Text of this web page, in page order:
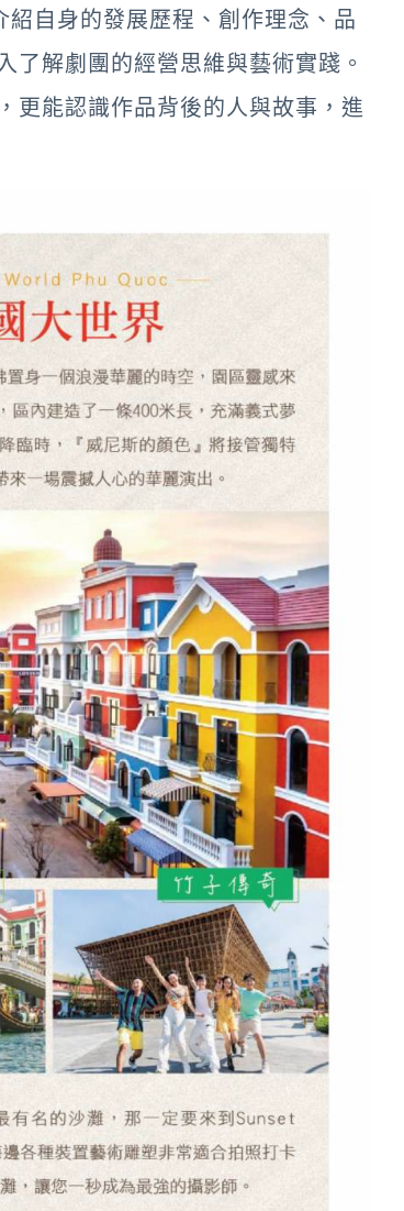
自身的發展歷程、創作理念、品
了解劇團的經營思維與藝術實踐。
更能認識作品背後的人與故事，進